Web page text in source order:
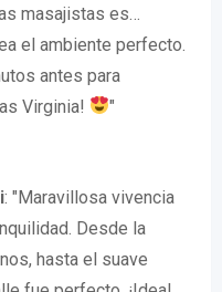
masajistas es…
el ambiente perfecto.
antes para
Virginia!
"
: "Maravillosa vivencia
Desde la
hasta el suave